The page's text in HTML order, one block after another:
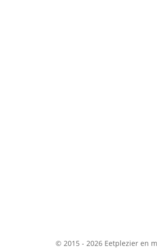
© 2015 - 2026 Eetplezier en